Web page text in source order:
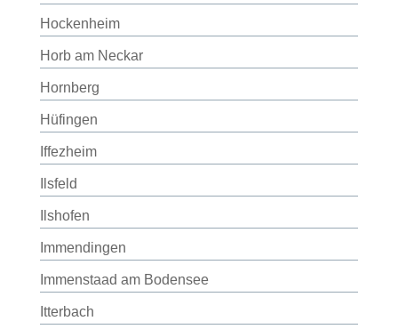
Hockenheim
Horb am Neckar
Hornberg
Hüfingen
Iffezheim
Ilsfeld
Ilshofen
Immendingen
Immenstaad am Bodensee
Itterbach